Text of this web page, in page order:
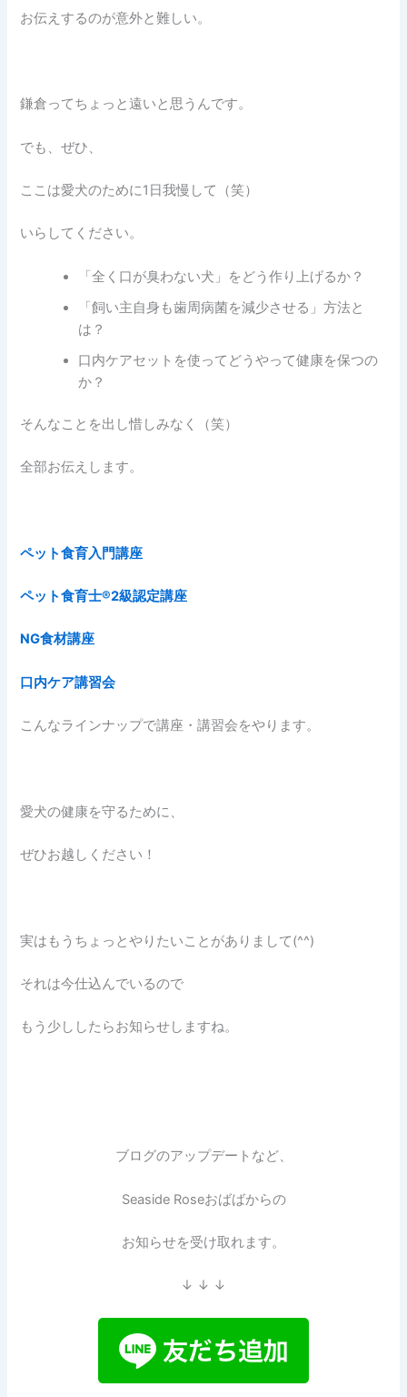
お伝えするのが意外と難しい。
鎌倉ってちょっと遠いと思うんです。
でも、ぜひ、
ここは愛犬のために1日我慢して（笑）
いらしてください。
「全く口が臭わない犬」をどう作り上げるか？
「飼い主自身も歯周病菌を減少させる」方法と
は？
口内ケアセットを使ってどうやって健康を保つの
か？
そんなことを出し惜しみなく（笑）
全部お伝えします。
ペット食育入門講座
ペット食育士®︎2級認定講座
NG食材講座
口内ケア講習会
こんなラインナップで講座・講習会をやります。
愛犬の健康を守るために、
ぜひお越しください！
実はもうちょっとやりたいことがありまして(^^)
それは今仕込んでいるので
もう少ししたらお知らせしますね。
ブログのアップデートなど、
Seaside Roseおばばからの
お知らせを受け取れます。
↓ ↓ ↓